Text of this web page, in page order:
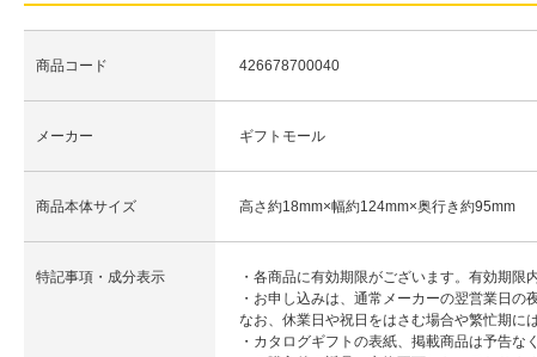
商品コード 426678700040
メーカー ギフトモール
商品本体サイズ 高さ約18mm×幅約124mm×奥行き約95mm
特記事項・成分表示
・各商品に有効期限がございます。有効期限
・お申し込みは、通常メーカーの翌営業日の
なお、休業日や祝日をはさむ場合や繁忙期に
・カタログギフトの表紙、掲載商品は予告な